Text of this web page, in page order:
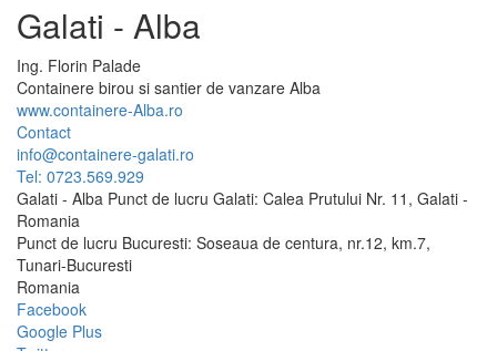
Galati - Alba
Ing. Florin Palade
Containere birou si santier de vanzare Alba
www.containere-Alba.ro
Contact
info@containere-galati.ro
Tel: 0723.569.929
Galati - Alba Punct de lucru Galati: Calea Prutului Nr. 11, Galati -
Romania
Punct de lucru Bucuresti: Soseaua de centura, nr.12, km.7,
Tunari-Bucuresti
Romania
Facebook
Google Plus